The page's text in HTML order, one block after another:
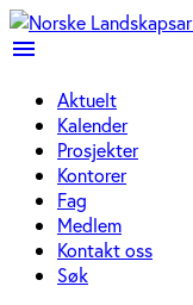
menu
Aktuelt
Kalender
Prosjekter
Kontorer
Fag
Medlem
Kontakt oss
Søk